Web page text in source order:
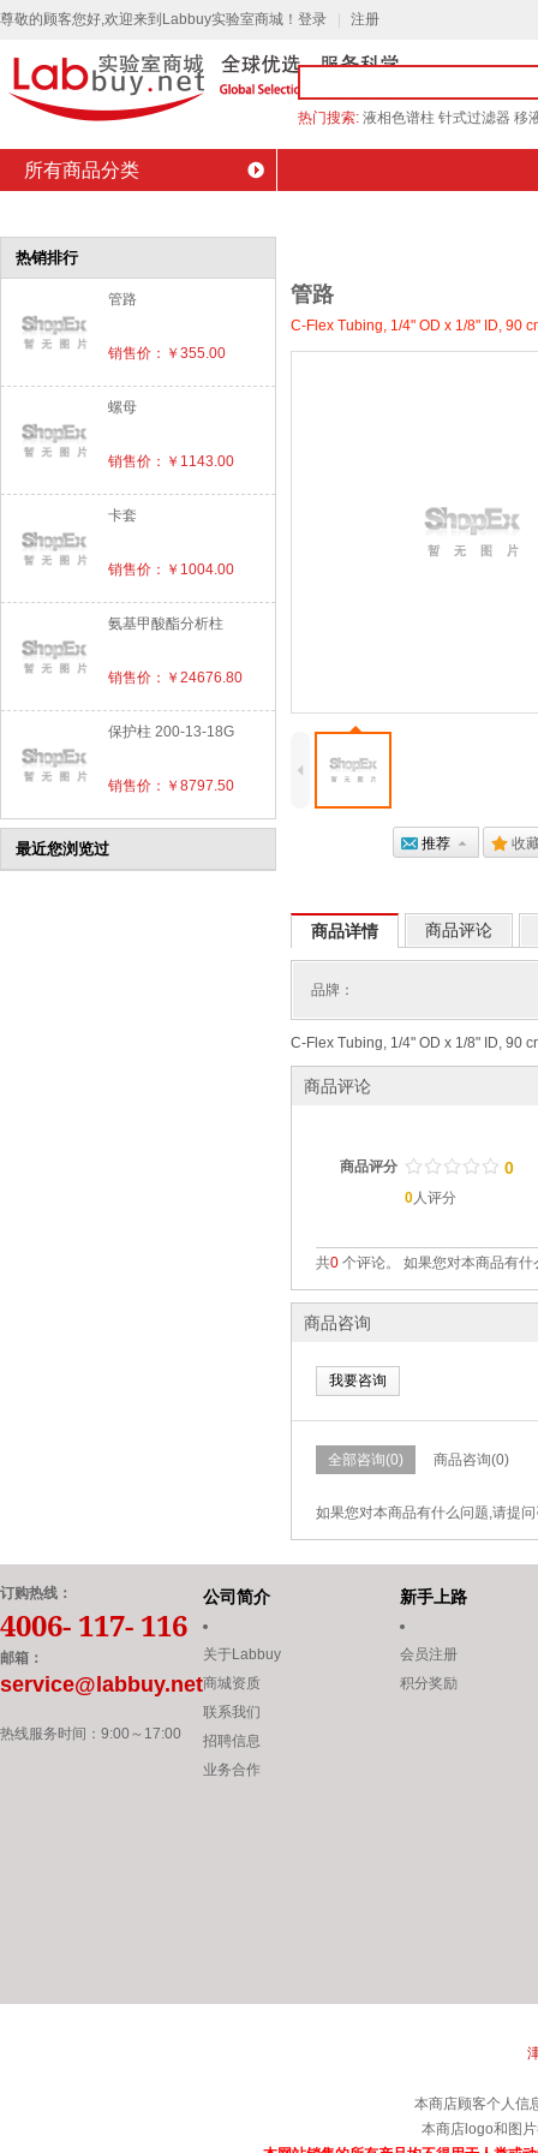
尊敬的顾客您好,欢迎来到Labbuy实验室商城！ 登录 注册
热门搜索: 液相色谱柱 针式过滤器 移
所有商品分类
热销排行
管路
销售价：￥355.00
螺母
销售价：￥1143.00
卡套
销售价：￥1004.00
氨基甲酸酯分析柱
销售价：￥24676.80
保护柱 200-13-18G
销售价：￥8797.50
最近您浏览过
管路
C-Flex Tubing, 1/4" OD x 1/8" ID, 90
4
@ 推荐 7 . 收
商品详情 商品评论
品牌：
C-Flex Tubing, 1/4" OD x 1/8" ID, 90
商品评论
商品评分 / / / / /
. . . . . 0
0人评分
共0 个评论。 如果您对本商品有
商品咨询
我要咨询
全部咨询(0) 商品咨询(0)
如果您对本商品有什么问题,请提
订购热线：
4006- 117- 116
邮箱：
service@labbuy.net
热线服务时间： 9:00 ～ 17:00
公司简介
关于Labbuy
商城资质
联系我们
招聘信息
业务合作
新手上路
会员注册
积分奖励
本商店顾客个人信
本商店logo和图